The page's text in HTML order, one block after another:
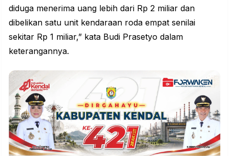
diduga menerima uang lebih dari Rp 2 miliar dan
dibelikan satu unit kendaraan roda empat senilai
sekitar Rp 1 miliar,” kata Budi Prasetyo dalam
keterangannya.